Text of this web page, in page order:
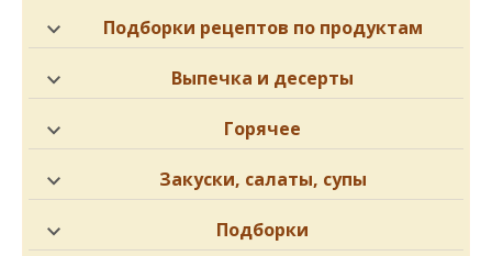
Подборки рецептов по продуктам
Выпечка и десерты
Горячее
Закуски, салаты, супы
Подборки